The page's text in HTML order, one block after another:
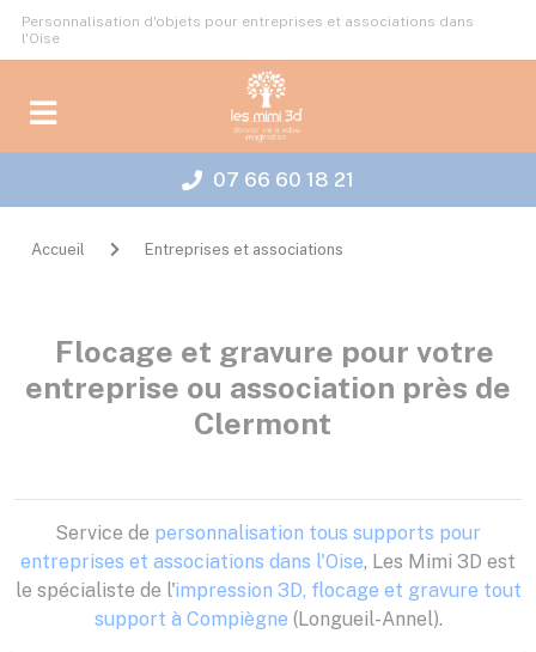
Personnalisation d'objets pour entreprises et associations dans
l'Oise
07 66 60 18 21
Accueil Entreprises et associations
Flocage et gravure pour votre
entreprise ou association près de
Clermont
Service de personnalisation tous supports pour
entreprises et associations dans l'Oise, Les Mimi 3D est
le spécialiste de l'impression 3D, flocage et gravure tout
support à Compiègne (Longueil-Annel).
Panneau de gestion des cookies